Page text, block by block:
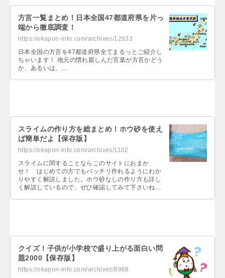
方言一覧まとめ！日本全国47都道府県を片っ
端から徹底調査！
https://okapon-info.com/archives/12833
日本全国の方言を47都道府県全てまるっとご紹介し
ちゃいます！ 地元の慣れ親しんだ言葉が方言かどう
か、あるいは、…
スライムの作り方を総まとめ！ホウ砂を使え
ば簡単だよ【保存版】
https://okapon-info.com/archives/1102
スライムに関することならこのサイトにおまか
せ！ はじめての方でもバッチリ作れるようにわか
りやすく解説しました。ホウ砂なしの作り方も詳し
く解説しているので、ぜひ確認してみて下さいね
クイズ！子供が小学校で盛り上がる面白い問
題2000【保存版】
https://okapon-info.com/archives/8968